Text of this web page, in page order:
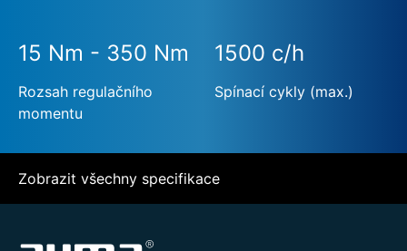
15 Nm - 350 Nm
Rozsah regulačního
momentu
1500 c/h
Spínací cykly (max.)
Zobrazit všechny specifikace